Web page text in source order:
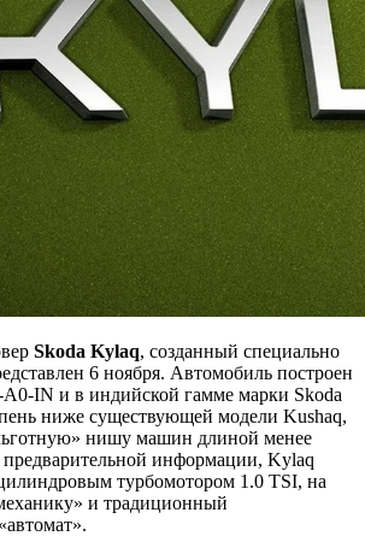
Skoda Kylaq, созданный специально
6 ноября. Автомобиль построен
IN и в индийской гамме марки Skoda
ниже существующей модели Kushaq,
нишу машин длиной менее
информации, Kylaq
турбомотором 1.0 TSI, на
и традиционный